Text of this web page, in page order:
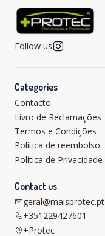
Follow us
Categories
Contacto
Livro de Reclamações
Termos e Condições
Politica de reembolso
Política de Privacidade
Contact us
geral@maisprotec.pt
+351229427601
+Protec